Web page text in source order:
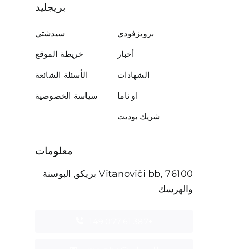
بريجليد
برويزفودي
أخبار
الشهادات
او ناما
شريك بوديت
سيدشتي
خريطة الموقع
الأسئلة الشائعة
سياسة الخصوصية
معلومات
Vitanoviči bb, 76100 بريكو, البوسنة
والهرسك